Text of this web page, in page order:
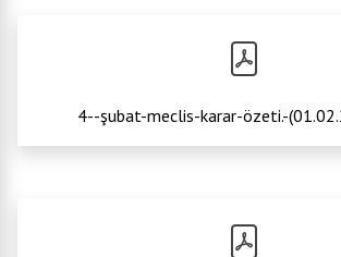
4--şubat-meclis-karar-özeti.-